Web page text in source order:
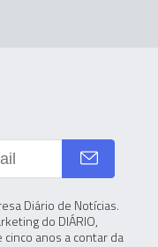
Diário de Notícias.
do DIÁRIO,
anos a contar da